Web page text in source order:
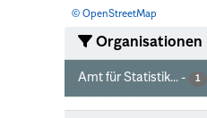
© OpenStreetMap
Organisationen
Amt für Statistik... - 1